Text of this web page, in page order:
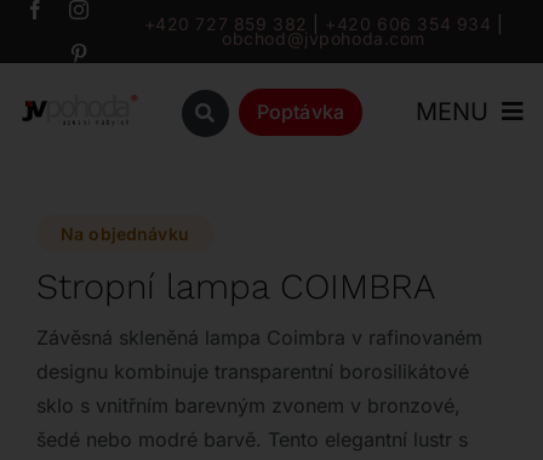
Přeskočit
+420 727 859 382 +420 606 354 934
obchod@jvpohoda.com
Poptávka MENU
Katalog
Značky
Na objednávku
Stropní lampa COIMBRA
Závěsná skleněná lampa Coimbra v rafinovaném
designu kombinuje transparentní borosilikátové
sklo s vnitřním barevným zvonem v bronzové,
šedé nebo modré barvě. Tento elegantní lustr s